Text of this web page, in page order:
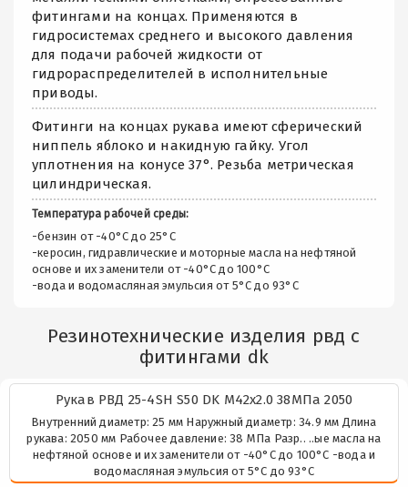
фитингами на концах. Применяются в
гидросистемах среднего и высокого давления
для подачи рабочей жидкости от
гидрораспределителей в исполнительные
приводы.
Фитинги на концах рукава имеют сферический
ниппель яблоко и накидную гайку. Угол
уплотнения на конусе 37°. Резьба метрическая
цилиндрическая.
Температура рабочей среды:
-бензин от -40°C до 25°C
-керосин, гидравлические и моторные масла на нефтяной
основе и их заменители от -40°C до 100°C
-вода и водомасляная эмульсия от 5°C до 93°C
Резинотехнические изделия рвд с
фитингами dk
Рукав РВД 25-4SH S50 DK М42х2.0 38МПа 2050
Внутренний диаметр: 25 мм Наружный диаметр: 34.9 мм Длина
рукава: 2050 мм Рабочее давление: 38 МПа Разр.. ..ые масла на
нефтяной основе и их заменители от -40°C до 100°C -вода и
водомасляная эмульсия от 5°C до 93°C